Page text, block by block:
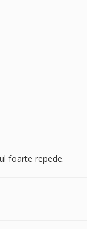
foarte repede.